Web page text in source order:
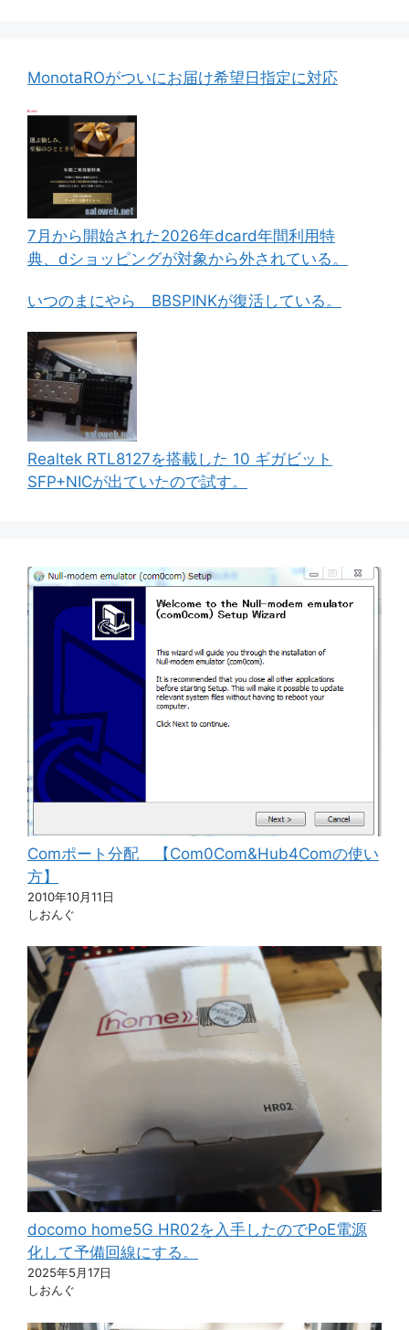
MonotaROがついにお届け希望日指定に対応
7月から開始された2026年dcard年間利用特
典、dショッピングが対象から外されている。
いつのまにやら BBSPINKが復活している。
Realtek RTL8127を搭載した 10 ギガビット
SFP+NICが出ていたので試す。
Comポート分配 【Com0Com&Hub4Comの使い
方】
2010年10月11日
しおんぐ
docomo home5G HR02を入手したのでPoE電源
化して予備回線にする。
2025年5月17日
しおんぐ